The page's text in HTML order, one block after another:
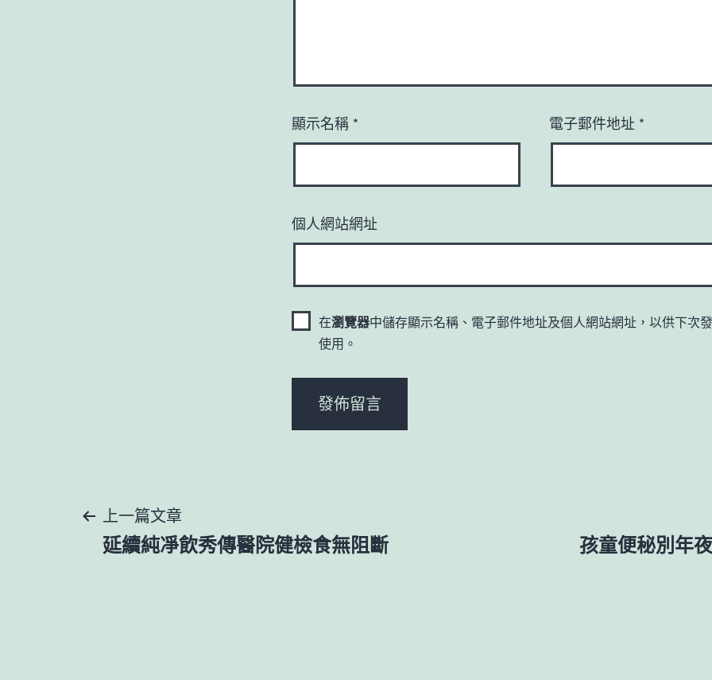
顯示名稱 * 電子郵件地址 *
個人網站網址
在瀏覽器中儲存顯示名稱、電子郵件地址及個人網站網址，以供下次
使用。
文上一篇文章
延續純凈飲秀傳醫院健檢食無阻斷
孩童便秘別年